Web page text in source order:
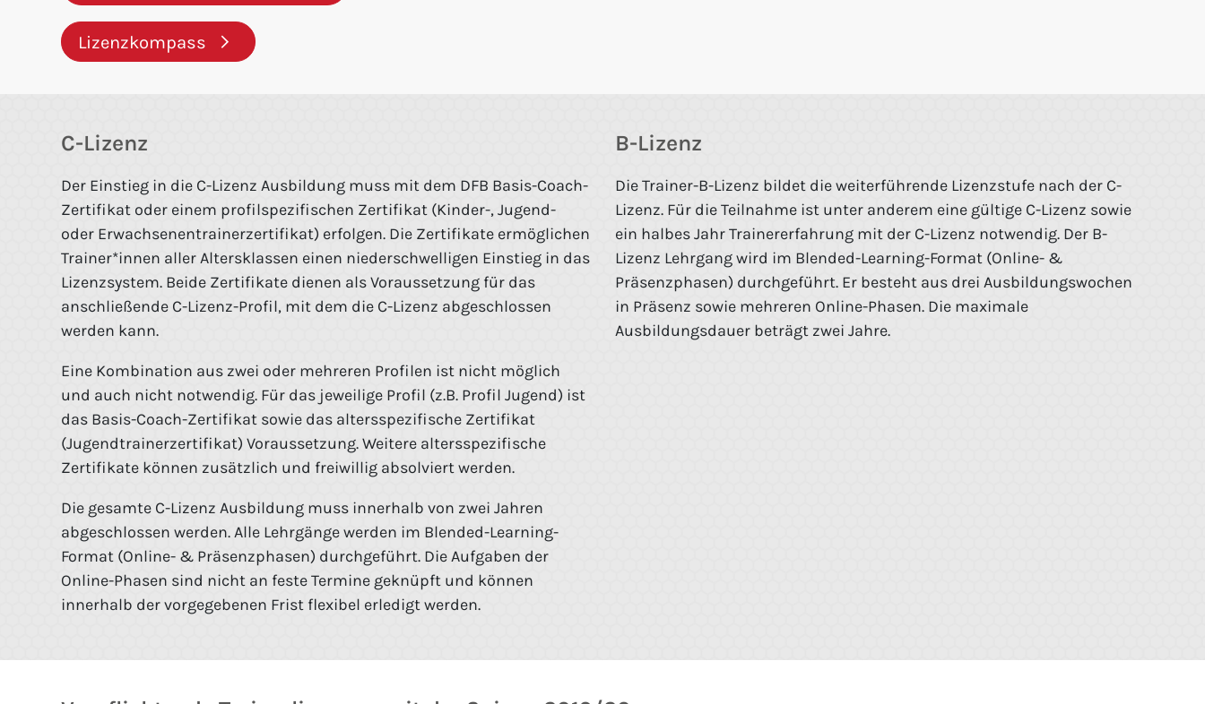
Lizenzkompass
C-Lizenz
Der Einstieg in die C-Lizenz Ausbildung muss mit dem DFB Basis-Coach-
Zertifikat oder einem profilspezifischen Zertifikat (Kinder-, Jugend-
oder Erwachsenentrainerzertifikat) erfolgen. Die Zertifikate ermöglichen
Trainer*innen aller Altersklassen einen niederschwelligen Einstieg in das
Lizenzsystem. Beide Zertifikate dienen als Voraussetzung für das
anschließende C-Lizenz-Profil, mit dem die C-Lizenz abgeschlossen
werden kann.
Eine Kombination aus zwei oder mehreren Profilen ist nicht möglich
und auch nicht notwendig. Für das jeweilige Profil (z.B. Profil Jugend) ist
das Basis-Coach-Zertifikat sowie das altersspezifische Zertifikat
(Jugendtrainerzertifikat) Voraussetzung. Weitere altersspezifische
Zertifikate können zusätzlich und freiwillig absolviert werden.
Die gesamte C-Lizenz Ausbildung muss innerhalb von zwei Jahren
abgeschlossen werden. Alle Lehrgänge werden im Blended-Learning-
Format (Online- & Präsenzphasen) durchgeführt. Die Aufgaben der
Online-Phasen sind nicht an feste Termine geknüpft und können
innerhalb der vorgegebenen Frist flexibel erledigt werden.
B-Lizenz
Die Trainer-B-Lizenz bildet die weiterführende Lizenzstufe nach der C-
Lizenz. Für die Teilnahme ist unter anderem eine gültige C-Lizenz sowie
ein halbes Jahr Trainererfahrung mit der C-Lizenz notwendig. Der B-
Lizenz Lehrgang wird im Blended-Learning-Format (Online- &
Präsenzphasen) durchgeführt. Er besteht aus drei Ausbildungswochen
in Präsenz sowie mehreren Online-Phasen. Die maximale
Ausbildungsdauer beträgt zwei Jahre.